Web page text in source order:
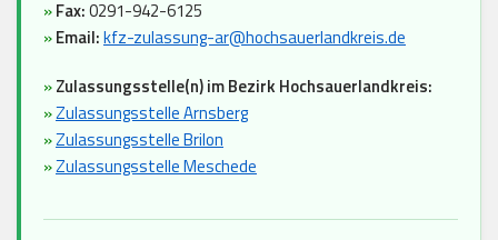
»Fax:0291-942-6125
»Email:kfz-zulassung-ar@hochsauerlandkreis.de
»Zulassungsstelle(n) im Bezirk Hochsauerlandkreis:
»Zulassungsstelle Arnsberg
»Zulassungsstelle Brilon
»Zulassungsstelle Meschede